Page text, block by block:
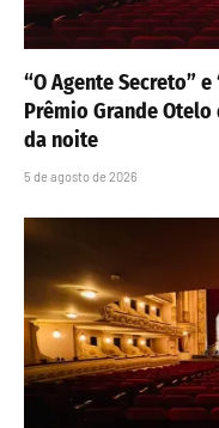
“O Agente Secreto”
Prêmio Grande
da noite
5 de agosto de 2026